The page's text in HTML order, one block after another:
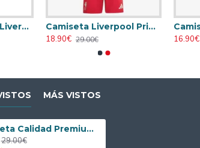
Camiseta Replica Liverpool Away Segunda Equipación 1996/97 Antigua
Camiseta Liverpool Primera Equipación 2025/2026 Rojo Niño Kit
18.90€ 29.00€
16.90€
MÁS VISTOS
Camiseta Calidad Premium Liverpool Segunda Equipación 1992/93 Retro Clasico
29.00€